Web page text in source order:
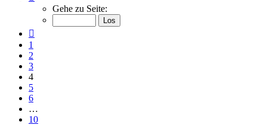
von
Gehe zu Seite:
1
2
3
4
5
6
…
10